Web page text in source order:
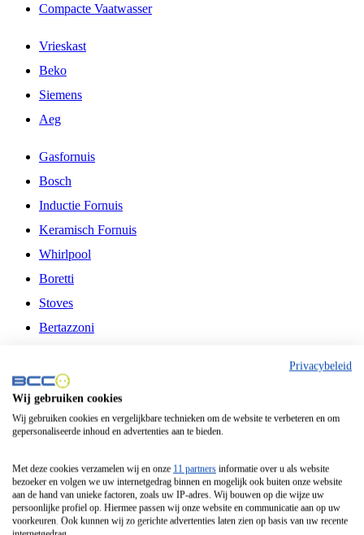
Compacte Vaatwasser
Vrieskast
Beko
Siemens
Aeg
Gasfornuis
Bosch
Inductie Fornuis
Keramisch Fornuis
Whirlpool
Boretti
Stoves
Bertazzoni
Fitelli
Airfryer
Frituurpan
Contactgrill
Broodbakmachine
Broodrooster
Privacybeleid
Wij gebruiken cookies
Wij gebruiken cookies en vergelijkbare technieken om de website te verbeteren en om
gepersonaliseerde inhoud en advertenties aan te bieden.
Met deze cookies verzamelen wij en onze 11 partners informatie over u als website
bezoeker en volgen we uw internetgedrag binnen en mogelijk ook buiten onze website
aan de hand van unieke factoren, zoals uw IP-adres. Wij bouwen op die wijze uw
persoonlijke profiel op. Hiermee passen wij onze website en communicatie aan op uw
voorkeuren. Ook kunnen wij zo gerichte advertenties laten zien op basis van uw recente